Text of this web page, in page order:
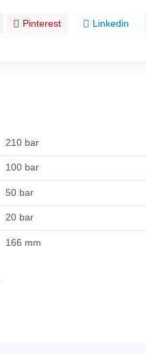
Pinterest Linkedin
210 bar
100 bar
50 bar
20 bar
166 mm